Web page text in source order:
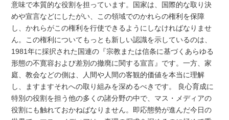
意味で本質的な役割を担っています。国家は、国際的な取り決
めや宣言などにしたがい、この領域でのかれらの権利を保障
し、かれらがこの権利を行使できるようにしなければなりませ
ん。この権利についてもっとも新しい認識を示しているのは、
1981年に採択された国連の『宗教または信条に基づくあらゆる
形態の不寛容および差別の撤廃に関する宣言』です。一方、家
庭、教会などの側は、人間や人間の客観的価値を本当に理解
し、ますますそれへの取り組みを深めるべきです。 良心育成に
特別の役割を担う他の多くの諸分野の中で、マス・メディアの
役割にも触れておかねばなりません。即応態勢が進んだ今日の